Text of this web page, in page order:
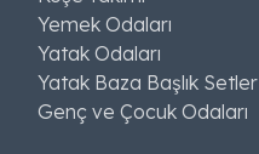
Yemek Odaları
Yatak Odaları
Yatak Baza Başlık Setler
Genç ve Çocuk Odaları